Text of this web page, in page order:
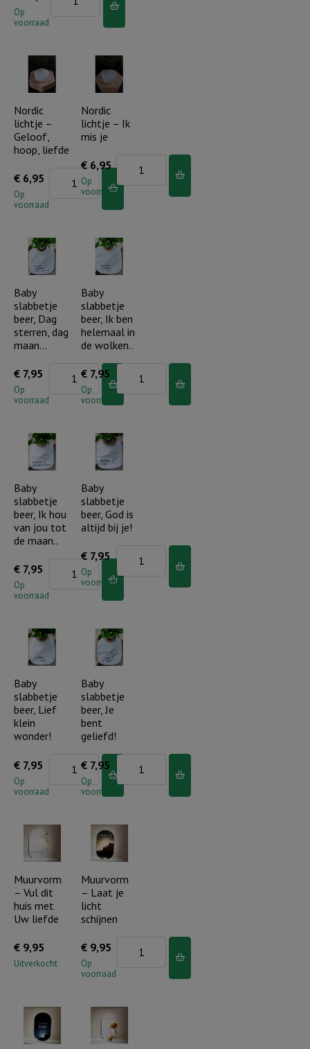
11,75)
aantal
Op
voorraad
met
jou!
label)
per
stuk
€
aantal
parel
aantal
Nordic
lichtje –
Geloof,
hoop, liefde
€ 6,95
Op
voorraad
hoop,
liefde
Nordic
lichtje – Ik
mis je
€ 6,95
Op
voorraad
lichtje
mis
je
aantal
Baby
slabbetje
beer, Dag
sterren, dag
maan…
€ 7,95
Op
voorraad
slabbetje
sterren,
dag
aantal
Baby
slabbetje
beer, Ik ben
helemaal in
de wolken..
€ 7,95
Op
voorraad
slabbetje
beer,
ben
helemaal
de
wolken..
Baby
slabbetje
beer, Ik hou
van jou tot
de maan..
€ 7,95
Op
voorraad
slabbetje
hou
van
tot
de
maan..
Baby
slabbetje
beer, God is
altijd bij je!
€ 7,95
Op
voorraad
slabbetje
is
altijd
bij
aantal
Baby
slabbetje
beer, Lief
klein
wonder!
€ 7,95
Op
voorraad
slabbetje
wonder!
aantal
Baby
slabbetje
beer, Je
bent
geliefd!
€ 7,95
Op
voorraad
slabbetje
beer,
geliefd!
aantal
Muurvorm
– Vul dit
huis met
Uw liefde
€ 9,95
Uitverkocht
Muurvorm
– Laat je
licht
schijnen
€ 9,95
Op
voorraad
licht
schijnen